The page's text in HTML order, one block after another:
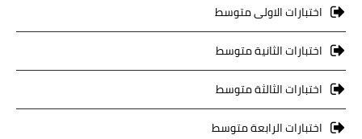
اختبارات الاولى متوسط
اختبارات الثانية متوسط
اختبارات الثالثة متوسط
اختبارات الرابعة متوسط